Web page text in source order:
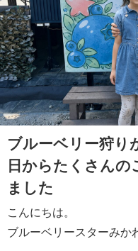
ブルーベリー狩り
日からたくさんの
ました
こんにちは。
ブルーベリースターみか